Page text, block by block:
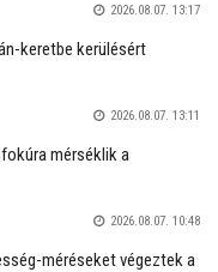
2026.08.07. 13:17
keretbe kerülésért
2026.08.07. 13:11
mérséklik a
2026.08.07. 10:48
méréseket végeztek a